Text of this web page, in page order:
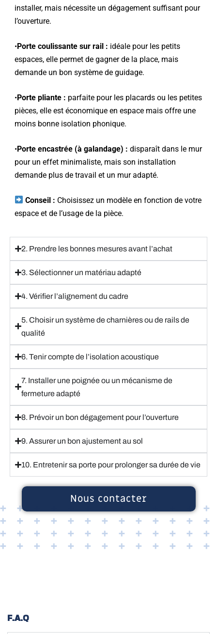
installer, mais nécessite un dégagement suffisant pour
l’ouverture.
•Porte coulissante sur rail : idéale pour les petits
espaces, elle permet de gagner de la place, mais
demande un bon système de guidage.
•Porte pliante : parfaite pour les placards ou les petites
pièces, elle est économique en espace mais offre une
moins bonne isolation phonique.
•Porte encastrée (à galandage) : disparaît dans le mur
pour un effet minimaliste, mais son installation
demande plus de travail et un mur adapté.
Conseil : Choisissez un modèle en fonction de votre
espace et de l’usage de la pièce.
2. Prendre les bonnes mesures avant l’achat
3. Sélectionner un matériau adapté
4. Vérifier l’alignement du cadre
5. Choisir un système de charnières ou de rails de
qualité
6. Tenir compte de l’isolation acoustique
7. Installer une poignée ou un mécanisme de
fermeture adapté
8. Prévoir un bon dégagement pour l’ouverture
9. Assurer un bon ajustement au sol
10. Entretenir sa porte pour prolonger sa durée de vie
Nous contacter
F.A.Q